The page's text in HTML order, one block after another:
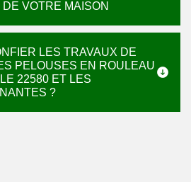
VOTRE MAISON
LES TRAVAUX DE
PELOUSES EN ROULEAU
22580 ET LES
?